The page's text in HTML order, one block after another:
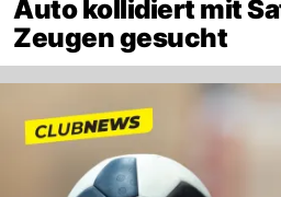
Auto kollidiert mit
Zeugen gesucht